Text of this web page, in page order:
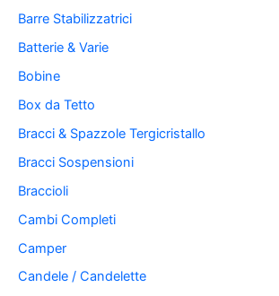
Barre Stabilizzatrici
Batterie & Varie
Bobine
Box da Tetto
Bracci & Spazzole Tergicristallo
Bracci Sospensioni
Braccioli
Cambi Completi
Camper
Candele / Candelette